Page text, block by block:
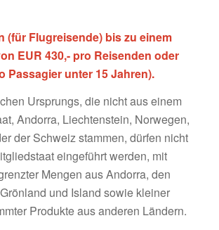
(für Flugreisende) bis zu einem
EUR 430,- pro Reisenden oder
Passagier unter 15 Jahren).
Ursprungs, die nicht aus einem
Andorra, Liechtenstein, Norwegen,
der Schweiz stammen, dürfen nicht
eingeführt werden, mit
Mengen aus Andorra, den
und Island sowie kleiner
Produkte aus anderen Ländern.